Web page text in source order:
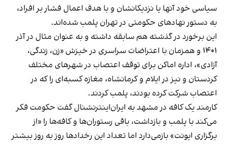
سیاسی خود آنها یا نزدیکانشان و با هدف اعمال فشار بر افراد،
به دستور نهادهای حکومتی در تهران پلمب شده‌اند.
این برخورد در گذشته هم سابقه داشته و به عنوان مثال در آذر
۱۴۰۱ و همزمان با اعتراضات سراسری در خیزش «زن، زندگی،
آزادی»، اداره اماکن برای توقف اعتصاب در شهرهای مختلف
کردستان و نیز در ایلام و کرمانشاه، مغازه کسبه‌ای را که در
اعتصاب شرکت کرده بودند، پلمب کردند.
کارمند یک کافه در مشهد به ایران‌اینترنشنال گفت حکومت فکر
می‌کند با پلمب و بازداشت، باقی رستوران‌ها و کافه‌ها را «از
برگزاری ایونت» بازمی‌دارد اما تعداد این رخدادها روز به روز بیشتر